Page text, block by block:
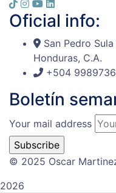
Oficial info:
San Pedro Sula
Honduras, C.A.
+504
Boletín
Your mail address
© 2025 Oscar
2026